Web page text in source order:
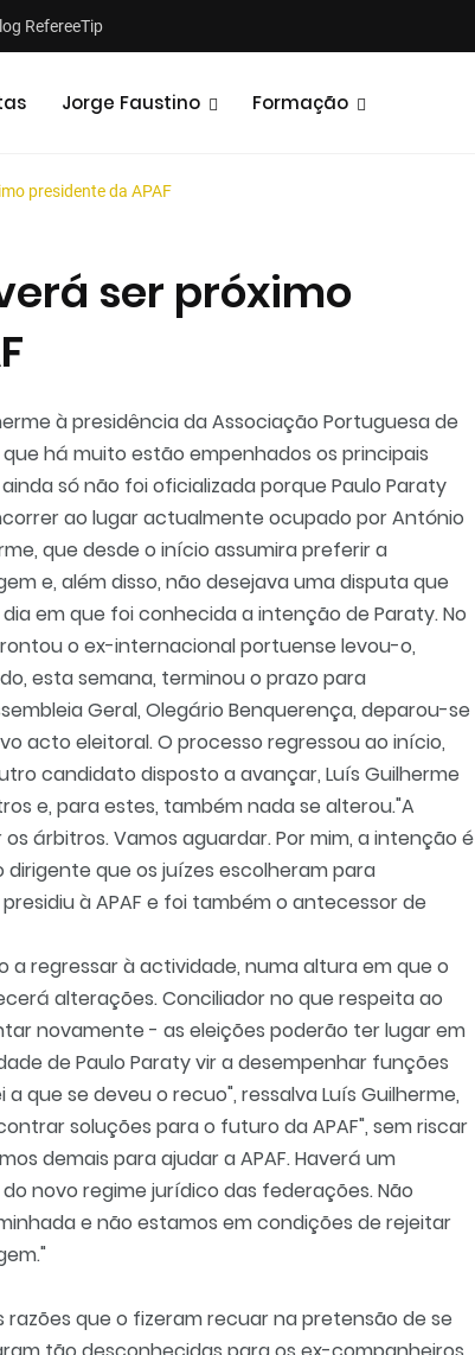
RefereeTip
Jorge Faustino Formação
presidente da APAF
ser próximo
à presidência da Associação Portuguesa de
que há muito estão empenhados os principais
só não foi oficializada porque Paulo Paraty
ao lugar actualmente ocupado por António
que desde o início assumira preferir a
e, além disso, não desejava uma disputa que
em que foi conhecida a intenção de Paraty. No
o ex-internacional portuense levou-o,
esta semana, terminou o prazo para
Geral, Olegário Benquerença, deparou-se
acto eleitoral. O processo regressou ao início,
candidato disposto a avançar, Luís Guilherme
e, para estes, também nada se alterou."A
árbitros. Vamos aguardar. Por mim, a intenção é
que os juízes escolheram para
à APAF e foi também o antecessor de
regressar à actividade, numa altura em que o
alterações. Conciliador no que respeita ao
novamente - as eleições poderão ter lugar em
de Paulo Paraty vir a desempenhar funções
que se deveu o recuo", ressalva Luís Guilherme,
soluções para o futuro da APAF", sem riscar
demais para ajudar a APAF. Haverá um
novo regime jurídico das federações. Não
e não estamos em condições de rejeitar
que o fizeram recuar na pretensão de se